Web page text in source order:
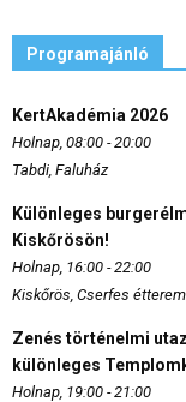
Programajánló
KertAkadémia 2026
Holnap, 08:00 - 20:00
Tabdi, Faluház
Különleges
Kiskőrösön!
Holnap, 16:00 - 22:00
Kiskőrös, Cserfes étterem
Zenés történelmi
különleges
Holnap, 19:00 - 21:00